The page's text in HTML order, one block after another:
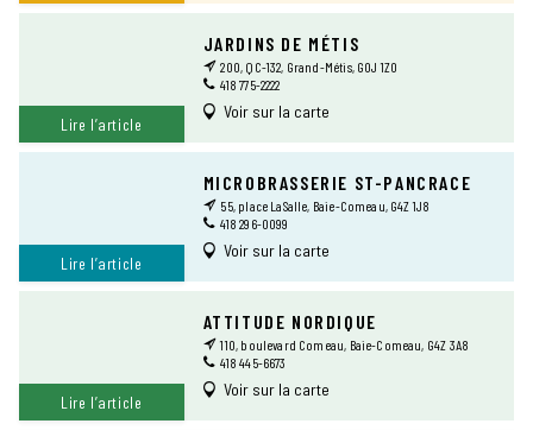
Lire l’article
JARDINS DE MÉTIS
200, QC-132, Grand-Métis, G0J 1Z0
418 775-2222
Voir sur la carte
Lire l’article
MICROBRASSERIE ST-PANCRACE
55, place LaSalle, Baie-Comeau, G4Z 1J8
418 296-0099
Voir sur la carte
Lire l’article
ATTITUDE NORDIQUE
110, boulevard Comeau, Baie-Comeau, G4Z 3A8
418 445-6673
Voir sur la carte